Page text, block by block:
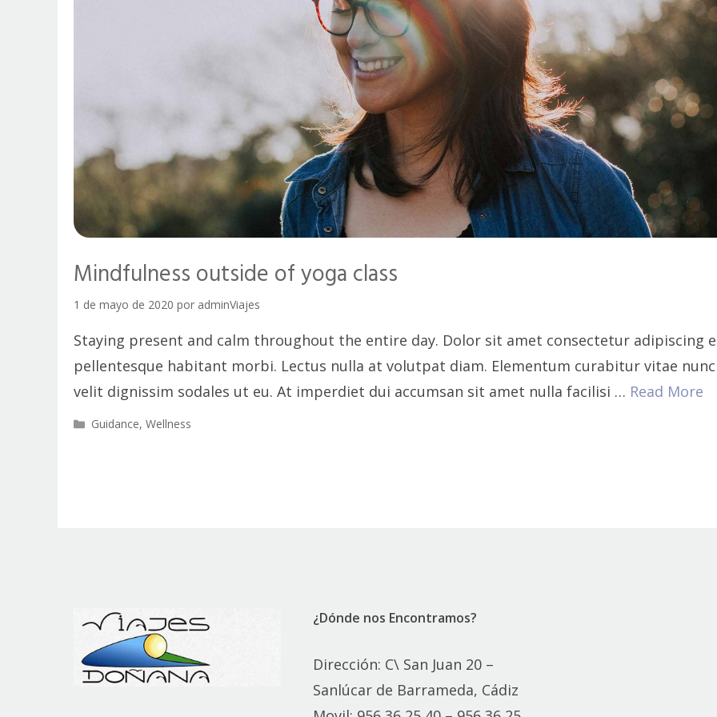
Mindfulness outside of yoga class
1 de mayo de 2020 por adminViajes
Staying present and calm throughout the entire day. Dolor sit amet consectetur adipiscing
pellentesque habitant morbi. Lectus nulla at volutpat diam. Elementum curabitur vitae
velit dignissim sodales ut eu. At imperdiet dui accumsan sit amet nulla facilisi … Read More
Categorías
Guidance,Wellness
¿Dónde nos Encontramos?
Dirección: C\ San Juan 20 –
Sanlúcar de Barrameda, Cádiz